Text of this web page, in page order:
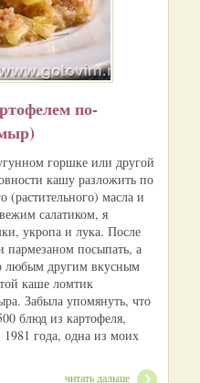
по-
горшке или другой
кашу разложить по
(растительного) масла и
салатиком, я
укропа и лука. После
пармезаном посыпать, а
любым другим вкусным
каше ломтик
Забыла упомянуть, что
блюд из картофеля,
года, одна из моих
читать дальше